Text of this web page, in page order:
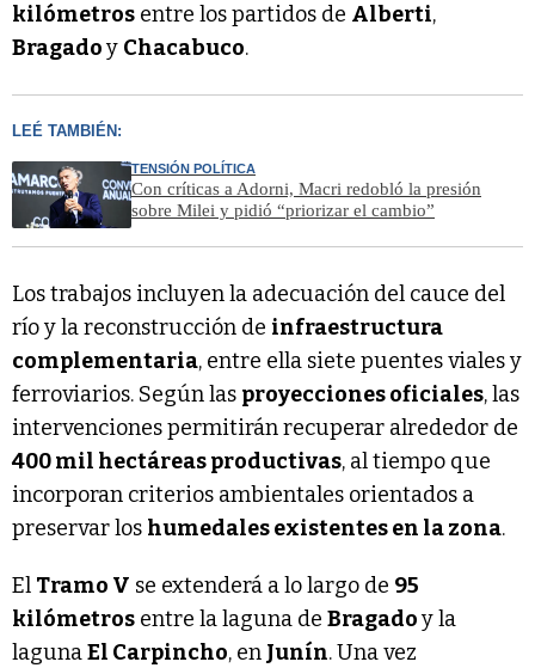
kilómetros entre los partidos de Alberti,
Bragadoy Chacabuco.
LEÉ TAMBIÉN:
TENSIÓN POLÍTICA
Con críticas a Adorni, Macri redobló la presión
sobre Milei y pidió “priorizar el cambio”
Los trabajos incluyen la adecuación del cauce del
río y la reconstrucción de infraestructura
complementaria, entre ella siete puentes viales y
ferroviarios. Según las proyecciones oficiales, las
intervenciones permitirán recuperar alrededor de
400 mil hectáreas productivas, al tiempo que
incorporan criterios ambientales orientados a
preservar los humedales existentes en la zona.
El Tramo V se extenderá a lo largo de 95
kilómetros entre la laguna de Bragadoy la
lagunaEl Carpincho, en Junín. Una vez